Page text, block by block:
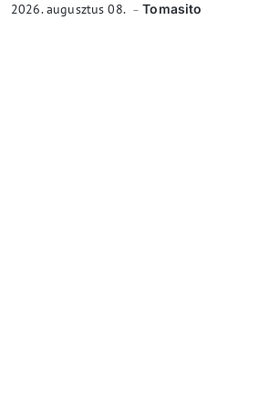
2026. augusztus 08. Tomasito